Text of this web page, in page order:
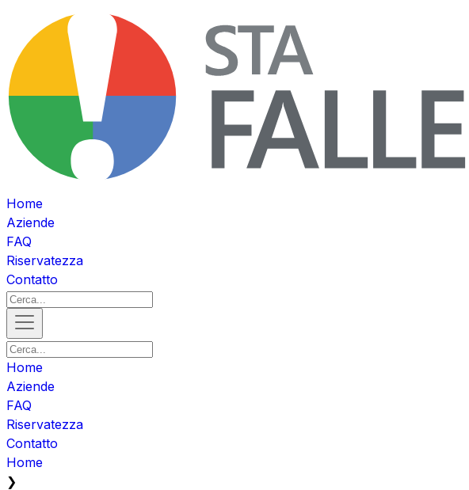
Home
Aziende
FAQ
Riservatezza
Contatto
Home
Aziende
FAQ
Riservatezza
Contatto
Home
❯